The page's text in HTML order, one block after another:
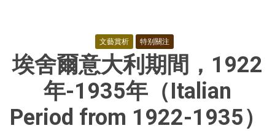
埃
舍
文藝賞析 特别關注
埃舍爾意大利期間，1922
年-1935年（Italian
Period from 1922-1935）